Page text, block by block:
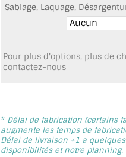
Sablage, Laquage,
Pour plus d'options, plus de
contactez-nous
* Délai de fabrication (certains
augmente les temps de
Délai de livraison +1 a
disponibilités et notre planning.